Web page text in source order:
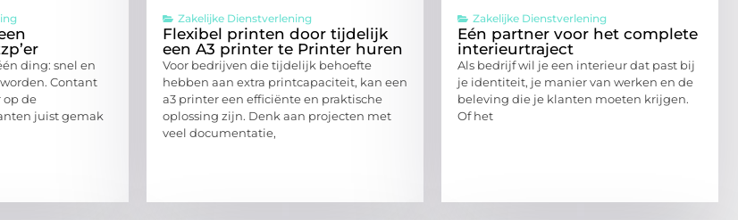
ding: snel en
Contant
op de
juist gemak
Zakelijke Dienstverlening
Flexibel printen door tijdelijk
een A3 printer te Printer huren
Voor bedrijven die tijdelijk behoefte
hebben aan extra printcapaciteit, kan een
a3 printer een efficiënte en praktische
oplossing zijn. Denk aan projecten met
veel documentatie,
Zakelijke Dienstverlening
Eén partner voor het complete
interieurtraject
Als bedrijf wil je een interieur dat past bij
je identiteit, je manier van werken en de
beleving die je klanten moeten krijgen.
Of het